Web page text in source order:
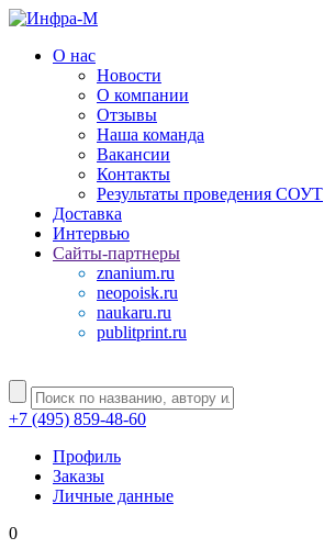
О нас
Новости
О компании
Отзывы
Наша команда
Вакансии
Контакты
Результаты проведения СОУТ
Доставка
Интервью
Сайты-партнеры
znanium.ru
neopoisk.ru
naukaru.ru
publitprint.ru
+7 (495) 859-48-60
Профиль
Заказы
Личные данные
0